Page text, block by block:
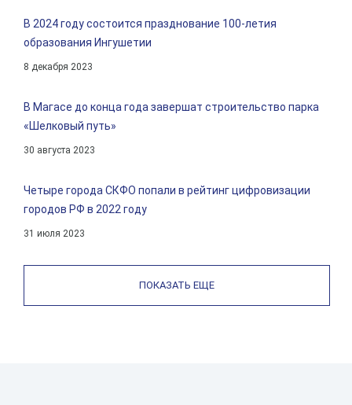
В 2024 году состоится празднование 100-летия
образования Ингушетии
8 декабря 2023
В Магасе до конца года завершат строительство парка
«Шелковый путь»
30 августа 2023
Четыре города СКФО попали в рейтинг цифровизации
городов РФ в 2022 году
31 июля 2023
ПОКАЗАТЬ ЕЩЕ